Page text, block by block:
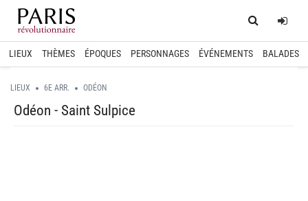
Home
LIEUX THÈMES ÉPOQUES PERSONNAGES ÉVÉNEMENTS BALADES
LIEUX 6E ARR. ODÉON
Odéon - Saint Sulpice